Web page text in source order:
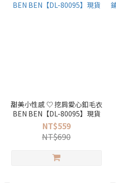
甜美小性感 ♡ 挖肩愛心釦毛衣
BEN BEN【DL-80095】現貨
NT$559
NT$690